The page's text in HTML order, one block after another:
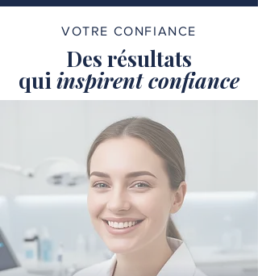
VOTRE CONFIANCE
Des résultats
quiinspirent confiance